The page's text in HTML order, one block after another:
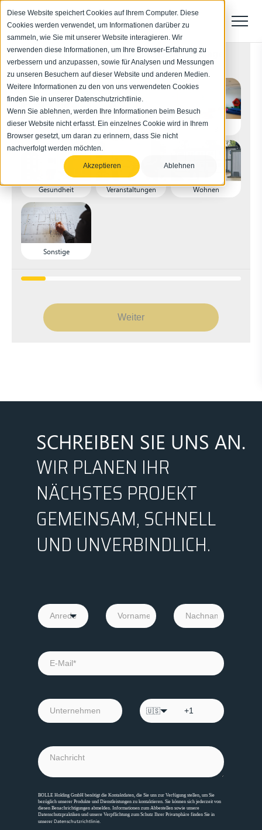
Diese Website speichert Cookies auf Ihrem Computer. Diese
Cookies werden verwendet, um Informationen darüber zu
sammeln, wie Sie mit unserer Website interagieren. Wir
verwenden diese Informationen, um Ihre Browser-Erfahrung zu
verbessern und anzupassen, sowie für Analysen und Messungen
zu unseren Besuchern auf dieser Website und anderen Medien.
Weitere Informationen zu den von uns verwendeten Cookies
finden Sie in unserer Datenschutzrichtlinie.
Wenn Sie ablehnen, werden Ihre Informationen beim Besuch
dieser Website nicht erfasst. Ein einzelnes Cookie wird in Ihrem
Browser gesetzt, um daran zu erinnern, dass Sie nicht
nachverfolgt werden möchten.
Akzeptieren Ablehnen
Für welchen Einsatzbereich ist die Anlage
vorgesehen?
Industrie Bau Bildung
Gesundheit Veranstaltungen Wohnen
Sonstige
Weiter
SCHREIBEN SIE UNS AN.
WIR PLANEN IHR
NÄCHSTES PROJEKT
GEMEINSAM, SCHNELL
UND UNVERBINDLICH.
🇺🇸
BOLLE Holding GmbH benötigt die Kontaktdaten, die Sie uns zur Verfügung stellen, um Sie
bezüglich unserer Produkte und Dienstleistungen zu kontaktieren. Sie können sich jederzeit von
diesen Benachrichtigungen abmelden. Informationen zum Abbestellen sowie unsere
Datenschutzpraktiken und unsere Verpflichtung zum Schutz Ihrer Privatsphäre finden Sie in
unserer Datenschutzrichtlinie.